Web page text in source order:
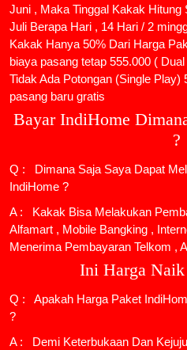
Juni , Maka Tinggal Kakak Hitung
Juli Berapa Hari , 14 Hari / 2
Kakak Hanya 50% Dari Harga
biaya pasang tetap 555.000 (
Tidak Ada Potongan (Single Play)
pasang baru gratis
Bayar IndiHome
?
Q : Dimana Saja Saya Dapat
IndiHome ?
A : Kakak Bisa Melakukan
Alfamart , Mobile Bangking ,
Menerima Pembayaran Telkom ,
Ini Harga
Q : Apakah Harga Paket
?
A : Demi Keterbukaan Dan